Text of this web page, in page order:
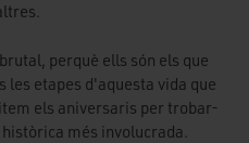
perquè ells són els que
les etapes d'aquesta vida que
els aniversaris per trobar-
més involucrada.